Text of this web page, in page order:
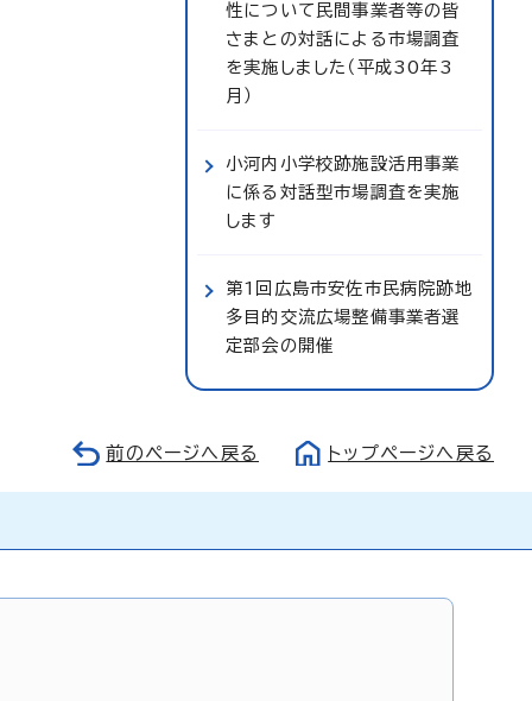
性について民間事業者等の皆
さまとの対話による市場調査
を実施しました（平成30年3
月）
小河内小学校跡施設活用事業
に係る対話型市場調査を実施
します
第1回広島市安佐市民病院跡地
多目的交流広場整備事業者選
定部会の開催
前のページへ戻る トップページへ戻る